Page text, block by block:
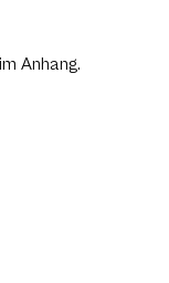
Anhang.